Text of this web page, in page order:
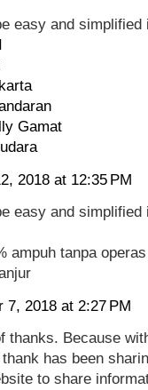
easy and
Gamat
2018 at 12:35 PM
easy and
ampuh tanpa operas
7, 2018 at 2:27 PM
thanks. Because
has been
to share